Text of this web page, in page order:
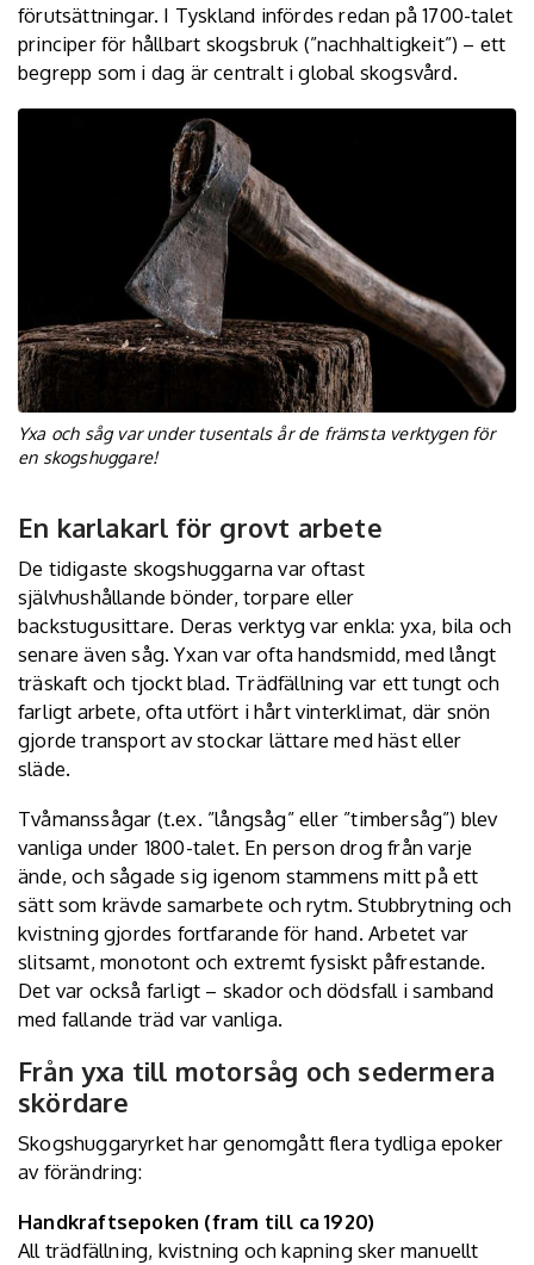
förutsättningar. I Tyskland infördes redan på 1700-talet
principer för hållbart skogsbruk (”nachhaltigkeit”) – ett
begrepp som i dag är centralt i global skogsvård.
Yxa och såg var under tusentals år de främsta verktygen för
en skogshuggare!
En karlakarl för grovt arbete
De tidigaste skogshuggarna var oftast
självhushållande bönder, torpare eller
backstugusittare. Deras verktyg var enkla: yxa, bila och
senare även såg. Yxan var ofta handsmidd, med långt
träskaft och tjockt blad. Trädfällning var ett tungt och
farligt arbete, ofta utfört i hårt vinterklimat, där snön
gjorde transport av stockar lättare med häst eller
släde.
Tvåmanssågar (t.ex. ”långsåg” eller ”timbersåg”) blev
vanliga under 1800-talet. En person drog från varje
ände, och sågade sig igenom stammens mitt på ett
sätt som krävde samarbete och rytm. Stubbrytning och
kvistning gjordes fortfarande för hand. Arbetet var
slitsamt, monotont och extremt fysiskt påfrestande.
Det var också farligt – skador och dödsfall i samband
med fallande träd var vanliga.
Från yxa till motorsåg och sedermera
skördare
Skogshuggaryrket har genomgått flera tydliga epoker
av förändring:
Handkraftsepoken (fram till ca 1920)
All trädfällning, kvistning och kapning sker manuellt